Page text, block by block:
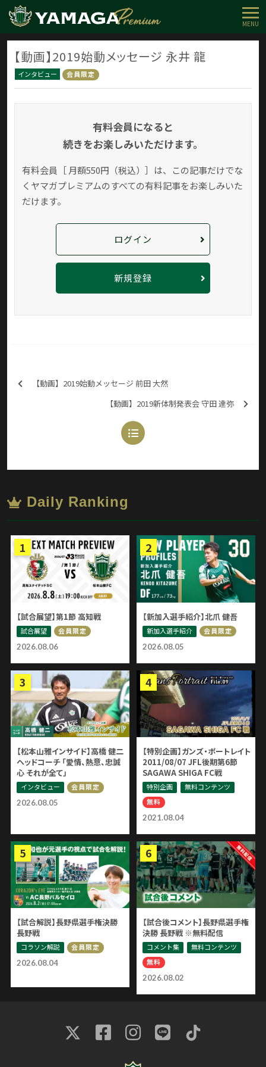
MENU
【動画】2019始動メッセージ 永井 龍
インタビュー 会員限定
有料会員になると
続きをお楽しみいただけます。
有料会員［ 月額550円（税込）］は、この記事だけでな
く ヤマガプレミアムのすべての有料記事をお楽しみいた
だけます。
ログイン
新規登録
【動画】2019始動メッセージ 前田 大然
【動画】2019新体制発表会 守田 達弥
Daily Ranking
2026.08.06
【試合展望】第1節 高知戦
試合展望
会員限定
2026.08.05
【新加入選手紹介】北爪 健吾
新加入選手紹介 会員限定
2026.08.05
【松本山雅インサイド】高橋 健二
ヘッドコーチ 「愛情、熱意、忠誠
心 それが全て」
インタビュー 会員限定
2021.08.04
【特別企画】ガンズ・ポートレイト
2011/08/07 JFL後期第6節
SAGAWA SHIGA FC戦
特別企画
無料コンテンツ
無料
2026.08.04
【試合解説】長野県選手権決勝
長野戦
コラソン解説 会員限定
2026.08.02
【試合後コメント】長野県選手権
決勝 長野戦 ※無料配信
コメント集
無料コンテンツ
無料